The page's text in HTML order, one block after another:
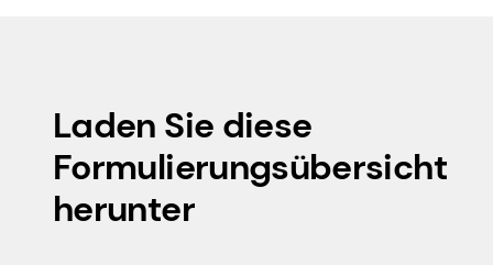
Laden Sie diese
Formulierungsübersicht
herunter